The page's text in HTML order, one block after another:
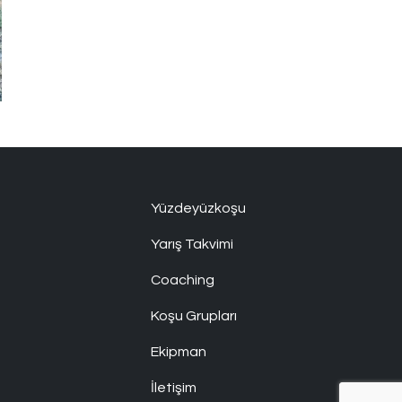
Yüzdeyüzkoşu
Yarış Takvimi
Coaching
Koşu Grupları
Ekipman
İletişim